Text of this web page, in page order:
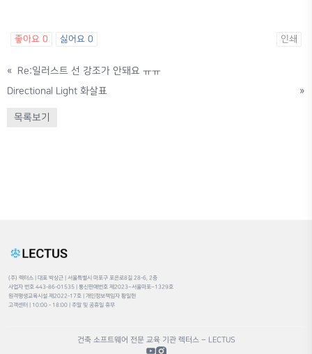
좋아요 0 싫어요 0 인쇄
« Re:일러스트 선 강조가 안돼요 ㅠㅠ
Directional Light 화살표
»
목록보기